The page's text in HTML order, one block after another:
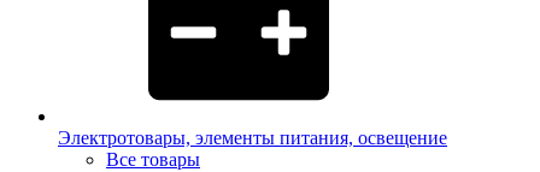
Электротовары, элементы питания, освещение
Все товары